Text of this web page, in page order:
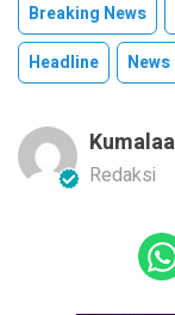
Breaking News
Headline
News
Redaksi